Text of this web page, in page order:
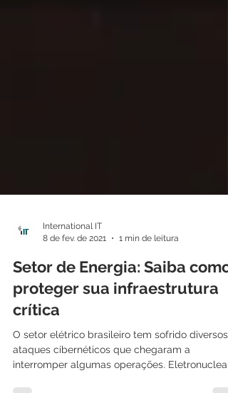
International IT
8 de fev. de 2021
1 min de leitura
Setor de Energia: Saiba como
crítica
O setor elétrico brasileiro tem sofrido diversos
ataques cibernéticos que chegaram a